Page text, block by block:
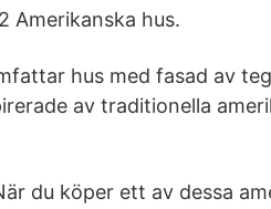
Amerikanska hus.
hus med fasad av
av traditionella
du köper ett av dessa